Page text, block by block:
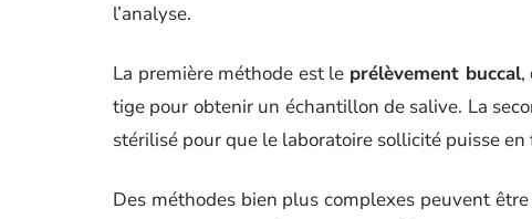
l’analyse.
La première méthode est le prélèvement buccal,
tige pour obtenir un échantillon de salive. La
stérilisé pour que le laboratoire sollicité puisse en
Des méthodes bien plus complexes peuvent